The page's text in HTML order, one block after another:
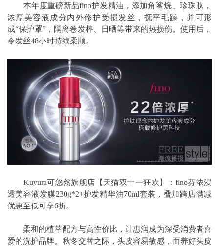
本年度重磅新品fino护发精油，添加角鲨烷、珍珠肽，
浓厚美容液成分内外修护受损发丝，抚平毛躁，并可形
成“保护罩”，隔离卷发棒、日晒等带来的热损伤。使用后，
令发丝48小时持续柔顺。
Kuyura可悠然旗舰店【天猫双十一狂欢】：fino芬浓浸
透美容液发膜230g*2+护发精华油70ml套装，叠加跨店满减
优惠至低可享6折。
柔和的植萃配方与高性价比，让惠润成为深受消费者喜
爱的洗护品牌。秋冬交替之际，头皮容易敏感，而养好头皮